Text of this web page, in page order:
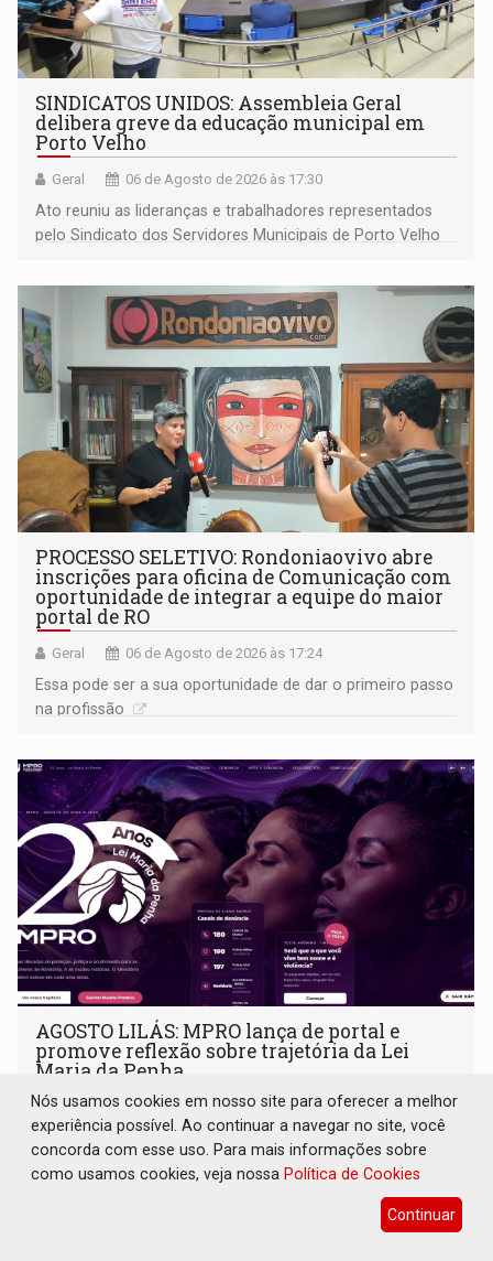
SINDICATOS UNIDOS: Assembleia Geral
delibera greve da educação municipal em
Porto Velho
Geral 06 de Agosto de 2026 às 17:30
Ato reuniu as lideranças e trabalhadores representados
pelo Sindicato dos Servidores Municipais de Porto Velho
PROCESSO SELETIVO: Rondoniaovivo abre
inscrições para oficina de Comunicação com
oportunidade de integrar a equipe do maior
portal de RO
Geral 06 de Agosto de 2026 às 17:24
Essa pode ser a sua oportunidade de dar o primeiro passo
na profissão
AGOSTO LILÁS: MPRO lança de portal e
promove reflexão sobre trajetória da Lei
Maria da Penha
Geral 06 de Agosto de 2026 às 17:15
Palestra "Da constitucionalidade à atualidade: trajetória
institucional de proteção às mulheres” foi proferida pela
procuradora de Justiça do Ministério Público do Estado de
Nós usamos cookies em nosso site para oferecer a melhor
experiência possível. Ao continuar a navegar no site, você
concorda com esse uso. Para mais informações sobre
como usamos cookies, veja nossa Política de Cookies
Continuar